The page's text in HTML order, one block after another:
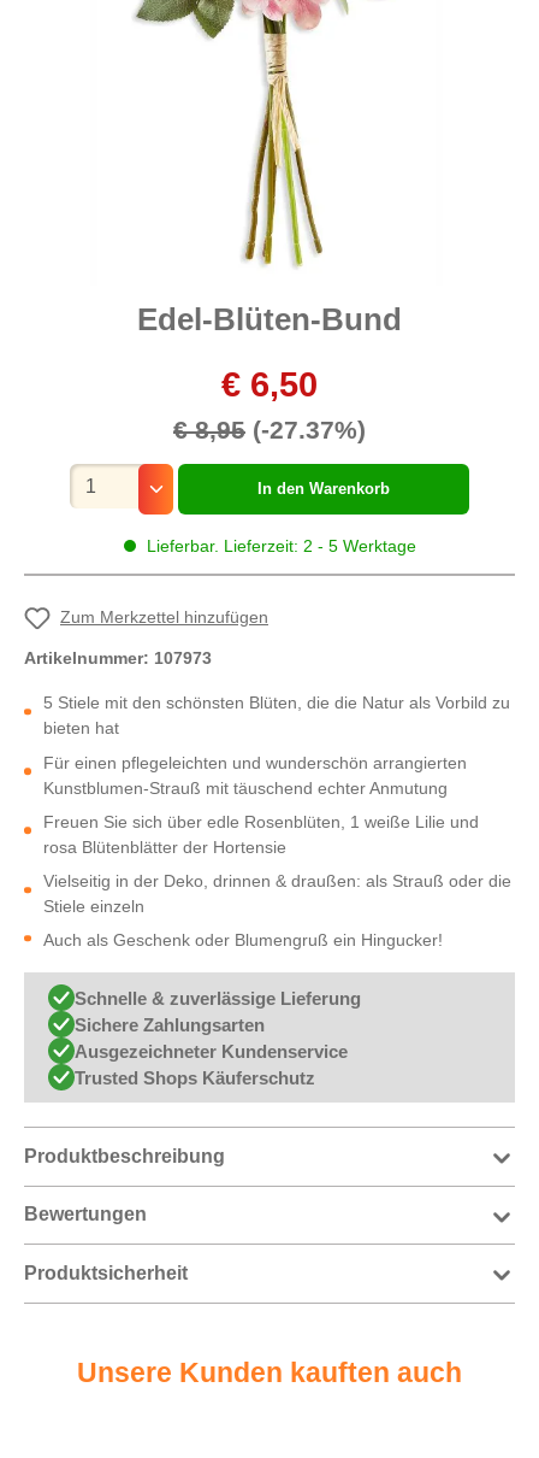
Edel-Blüten-Bund
€ 6,50
€ 8,95 (-27.37%)
Lieferbar. Lieferzeit: 2 - 5 Werktage
Mengenauswahl
In den Warenkorb
Zum Merkzettel hinzufügen
Artikelnummer: 107973
5 Stiele mit den schönsten Blüten, die die Natur als Vorbild zu
bieten hat
Für einen pflegeleichten und wunderschön arrangierten
Kunstblumen-Strauß mit täuschend echter Anmutung
Freuen Sie sich über edle Rosenblüten, 1 weiße Lilie und
rosa Blütenblätter der Hortensie
Vielseitig in der Deko, drinnen & draußen: als Strauß oder die
Stiele einzeln
Auch als Geschenk oder Blumengruß ein Hingucker!
Schnelle & zuverlässige Lieferung
Sichere Zahlungsarten
Ausgezeichneter Kundenservice
Trusted Shops Käuferschutz
Produktbeschreibung
Bewertungen
Produktsicherheit
Unsere Kunden kauften auch